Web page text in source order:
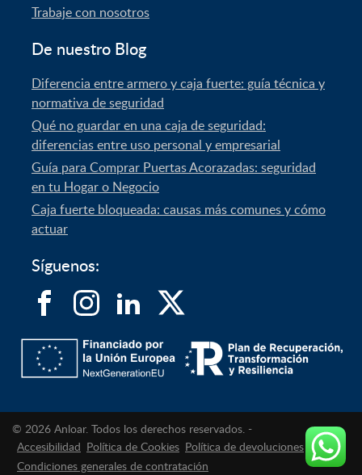
Trabaje con nosotros
De nuestro Blog
Diferencia entre armero y caja fuerte: guía técnica y
normativa de seguridad
Qué no guardar en una caja de seguridad:
diferencias entre uso personal y empresarial
Guía para Comprar Puertas Acorazadas: seguridad
en tu Hogar o Negocio
Caja fuerte bloqueada: causas más comunes y cómo
actuar
Síguenos:
© 2026 Anloar. Todos los derechos reservados. -
Accesibilidad Política de Cookies Política de devoluciones
Condiciones generales de contratación